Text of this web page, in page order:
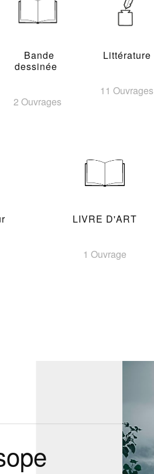
Bande
dessinée
2 Ouvrages
Littérature
11 Ouvrages
LIVRE D'ART
1 Ouvrage